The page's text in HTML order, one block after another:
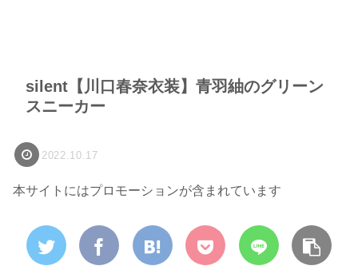
silent【川口春奈衣装】青羽紬のグリーン
スニーカー
2022.10.17
本サイトにはプロモーションが含まれています